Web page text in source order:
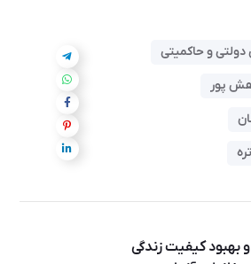
و حاکمیتی
پور
بهبود کیفیت زندگی